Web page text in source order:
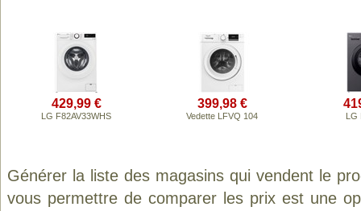
429,99 €
LG F82AV33WHS
399,98 €
Vedette LFVQ 104 LG
Générer la liste des magasins qui vendent le
vous permettre de comparer les prix est une